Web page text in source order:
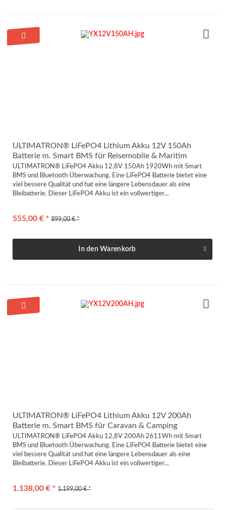
ULTIMATRON® LiFePO4 Lithium Akku 12V 150Ah
Batterie m. Smart BMS für Reisemobile & Maritim
ULTIMATRON® LiFePO4 Akku 12,8V 150Ah 1920Wh mit Smart
BMS und Bluetooth Überwachung. Eine LiFePO4 Batterie bietet eine
viel bessere Qualität und hat eine längere Lebensdauer als eine
Bleibatterie. Dieser LiFePO4 Akku ist ein vollwertiger...
555,00 € * 899,00 € *
In den Warenkorb
ULTIMATRON® LiFePO4 Lithium Akku 12V 200Ah
Batterie m. Smart BMS für Caravan & Camping
ULTIMATRON® LiFePO4 Akku 12,8V 200Ah 2611Wh mit Smart
BMS und Bluetooth Überwachung. Eine LiFePO4 Batterie bietet eine
viel bessere Qualität und hat eine längere Lebensdauer als eine
Bleibatterie. Dieser LiFePO4 Akku ist ein vollwertiger...
1.138,00 € * 1.199,00 € *